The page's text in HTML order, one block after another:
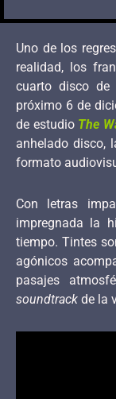
Uno de los
realidad, los
cuarto disco
próximo 6 de
de estudio The
anhelado disco,
formato
Con letras
impregnada la
tiempo. Tintes
agónicos
pasajes
soundtrack de la